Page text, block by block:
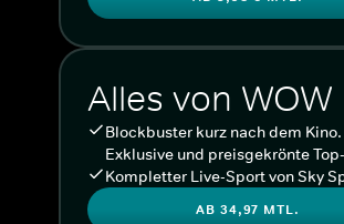
Alles von WOW
Blockbuster kurz nach dem Kino.
Exklusive und preisgekrönte
Kompletter Live-Sport von Sky
AB 34,97 MTL.